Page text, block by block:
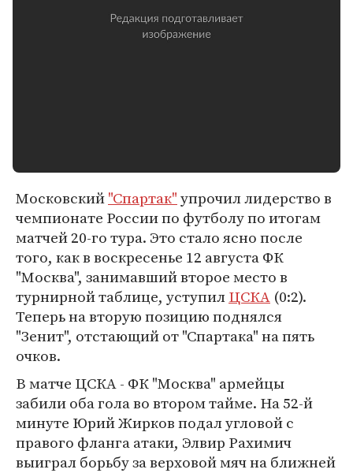
Московский"Спартак"упрочил лидерство в
чемпионате России по футболу по итогам
матчей 20-го тура. Это стало ясно после
того, как в воскресенье 12 августа ФК
"Москва", занимавший второе место в
турнирной таблице, уступилЦСКА (0:2).
Теперь на вторую позицию поднялся
"Зенит", отстающий от "Спартака" на пять
очков.
В матче ЦСКА - ФК "Москва" армейцы
забили оба гола во втором тайме. На 52-й
минуте Юрий Жирков подал угловой с
правого фланга атаки, Элвир Рахимич
выиграл борьбу за верховой мяч на ближней